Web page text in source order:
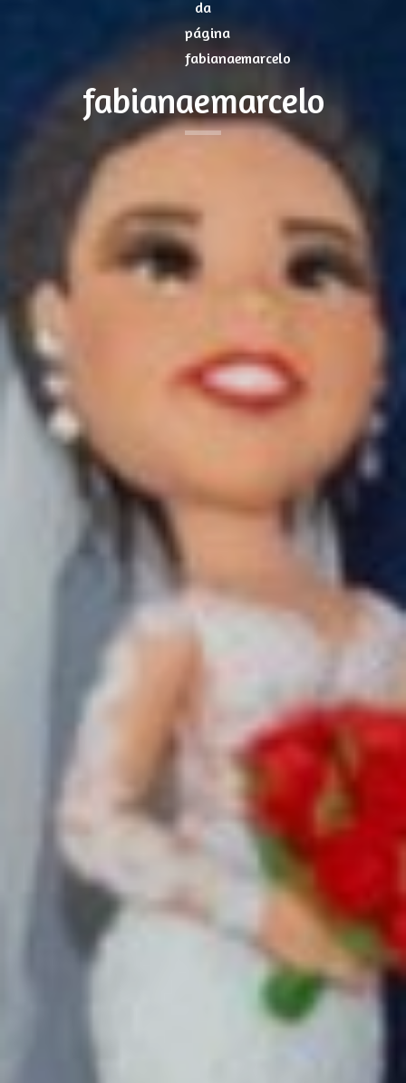
fabianaemarcelo